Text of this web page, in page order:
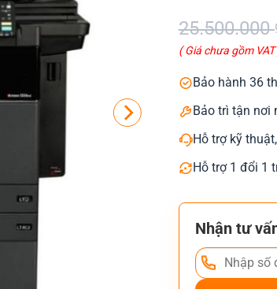
25.500.000
Giá
gốc
là:
Giá
hiện
tại
là:
( Giá chưa gồm VAT
Bảo hành 36
Bảo trì tận nơi
Hỗ trợ kỹ
Hỗ trợ 1 đổi 1
Nhận tư